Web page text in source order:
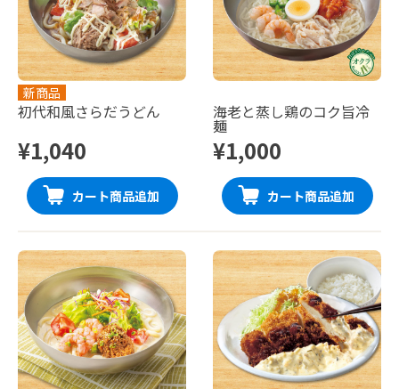
新商品
初代和風さらだうどん
¥1,040
カート商品追加
海老と蒸し鶏のコク旨冷
麺
¥1,000
カート商品追加